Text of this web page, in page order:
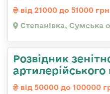
від 21000 до 51000 грн
Степанівка, Сумська
Розвідник
артилерійського
від 50000 до 100000